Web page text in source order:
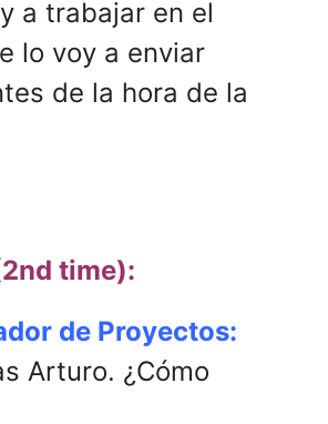
a trabajar en el
lo voy a enviar
de la hora de la
time):
de Proyectos:
Arturo. ¿Cómo